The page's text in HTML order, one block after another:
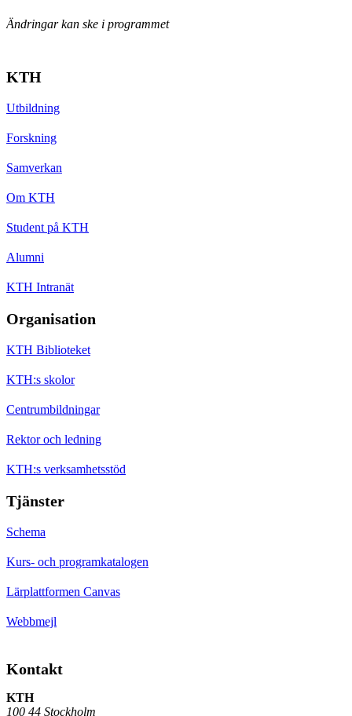
Ändringar kan ske i programmet
KTH
Utbildning
Forskning
Samverkan
Om KTH
Student på KTH
Alumni
KTH Intranät
Organisation
KTH Biblioteket
KTH:s skolor
Centrumbildningar
Rektor och ledning
KTH:s verksamhetsstöd
Tjänster
Schema
Kurs- och programkatalogen
Lärplattformen Canvas
Webbmejl
Kontakt
KTH
100 44 Stockholm